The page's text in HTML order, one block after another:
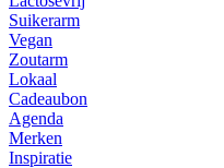
Suikerarm
Vegan
Zoutarm
Lokaal
Cadeaubon
Agenda
Merken
Inspiratie